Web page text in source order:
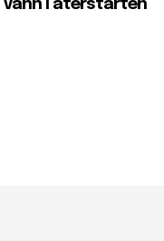
vann i återstarten